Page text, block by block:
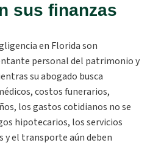
sus finanzas
en Florida son
personal del patrimonio y
su abogado busca
costos funerarios,
los gastos cotidianos no se
hipotecarios, los servicios
y el transporte aún deben